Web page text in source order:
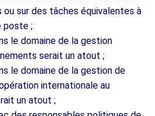
sur des tâches équivalentes à
poste ;
le domaine de la gestion
serait un atout ;
le domaine de la gestion de
internationale au
un atout ;